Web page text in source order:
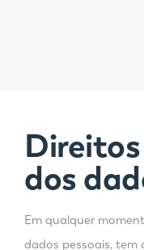
dos
Em qualquer
dados pessoais, tem